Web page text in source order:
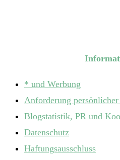
* und Werbung
Anforderung
Blogstatistik, PR und
Datenschutz
Haftungsausschluss